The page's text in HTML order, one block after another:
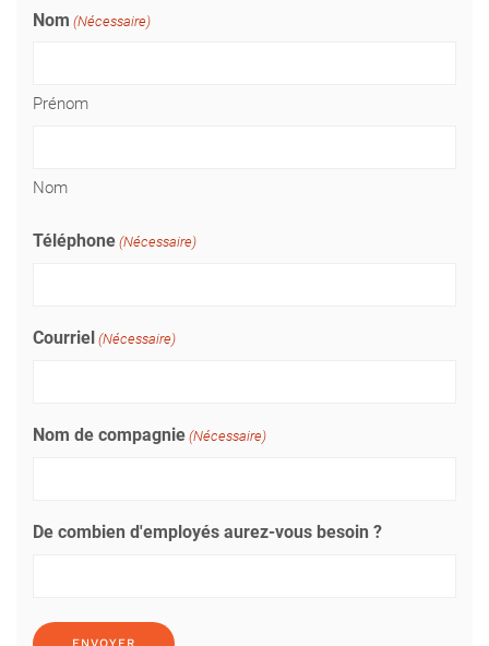
Nom (Nécessaire)
Prénom
Nom
Téléphone (Nécessaire)
Courriel (Nécessaire)
Nom de compagnie (Nécessaire)
De combien d'employés aurez-vous besoin ?